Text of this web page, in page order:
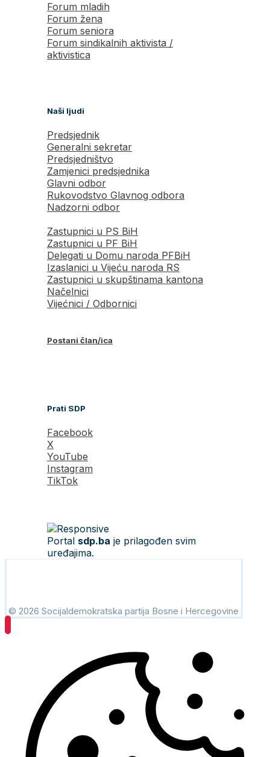
Forum mladih
Forum žena
Forum seniora
Forum sindikalnih aktivista /
aktivistica
Naši ljudi
Predsjednik
Generalni sekretar
Predsjedništvo
Zamjenici predsjednika
Glavni odbor
Rukovodstvo Glavnog odbora
Nadzorni odbor
Zastupnici u PS BiH
Zastupnici u PF BiH
Delegati u Domu naroda PFBiH
Izaslanici u Vijeću naroda RS
Zastupnici u skupštinama kantona
Načelnici
Vijećnici / Odbornici
Postani član/ica
Prati SDP
Facebook
X
YouTube
Instagram
TikTok
Portal sdp.ba je prilagođen svim
uređajima.
© 2026 Socijaldemokratska partija Bosne i Hercegovine